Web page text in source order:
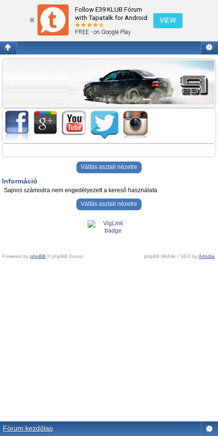
Follow E39 KLUB Fórum
with Tapatalk for Android
FREE - on Google Play
VIEW
Információ
Váltás asztali nézetre
Információ
Sajnos számodra nem engedélyezett a kereső használata.
Váltás asztali nézetre
Powered by phpBB © phpBB Group. phpBB Mobile / SEO byArtodia.
Fórum kezdőlap